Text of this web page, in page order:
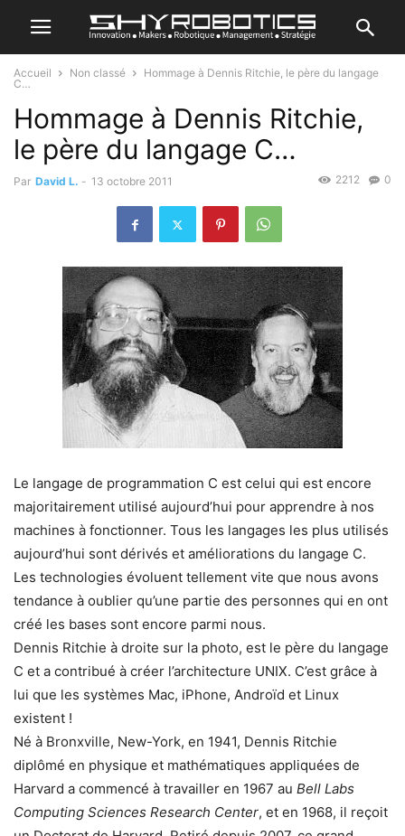
Accueil Non classé
Hommage à Dennis Ritchie, le père du langage
C…
Hommage à Dennis Ritchie,
le père du langage C…
Par David L. - 13 octobre 2011 0
2212
Le langage de programmation C est celui qui est encore
majoritairement utilisé aujourd’hui pour apprendre à nos
machines à fonctionner. Tous les langages les plus utilisés
aujourd’hui sont dérivés et améliorations du langage C.
Les technologies évoluent tellement vite que nous avons
tendance à oublier qu’une partie des personnes qui en ont
créé les bases sont encore parmi nous.
Dennis Ritchie à droite sur la photo, est le père du langage
C et a contribué à créer l’architecture UNIX. C’est grâce à
lui que les systèmes Mac, iPhone, Androïd et Linux
existent !
Né à Bronxville, New-York, en 1941, Dennis Ritchie
diplômé en physique et mathématiques appliquées de
Harvard a commencé à travailler en 1967 au Bell Labs
Computing Sciences Research Center, et en 1968, il reçoit